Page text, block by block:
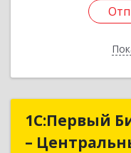
1С:Первый
–
1С:Первый